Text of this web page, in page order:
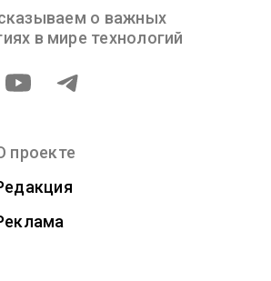
о важных
в мире технологий
проекте